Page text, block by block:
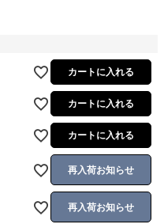
カートに入れる
カートに入れる
カートに入れる
再入荷お知らせ
再入荷お知らせ